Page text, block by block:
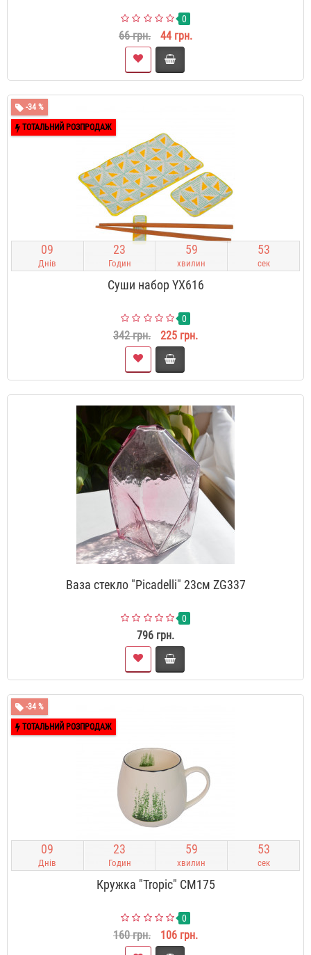
0
66 грн. 44 грн.
-34 %
ТОТАЛЬНИЙ РОЗПРОДАЖ
09
Днів
23
Годин
59
хвилин
52
сек
Суши набор YX616
0
342 грн. 225 грн.
Ваза стекло "Picadelli" 23см ZG337
0
796 грн.
-34 %
ТОТАЛЬНИЙ РОЗПРОДАЖ
09
Днів
23
Годин
59
хвилин
52
сек
Кружка "Tropic" CM175
0
160 грн. 106 грн.